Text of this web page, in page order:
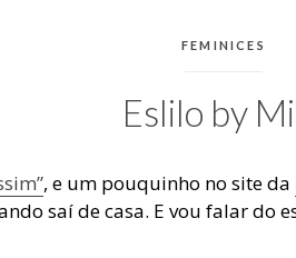
CATEGORIAS:
FEMINICES
Eslilo by
, e um pouquinho no site da
saí de casa. E vou falar do